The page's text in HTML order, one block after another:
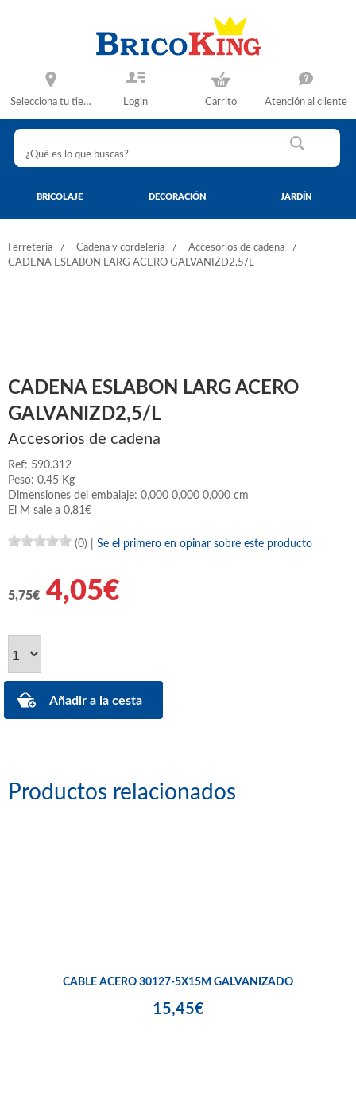
Selecciona tu tienda Login Carrito Atención al cliente
BRICOLAJE DECORACIÓN JARDÍN
Ferretería Cadena y cordelería
Accesorios de cadena
CADENA ESLABON LARG ACERO GALVANIZD2,5/L
CADENA ESLABON LARG ACERO
GALVANIZD2,5/L
Accesorios de cadena
Ref: 590.312
Peso: 0.45 Kg
Dimensiones del embalaje: 0,000 0,000 0,000 cm
El M sale a 0,81€
(0) Se el primero en opinar sobre este producto
5,75€ 4,05€
Productos relacionados
CABLE ACERO 30127-5X15M GALVANIZADO
15,45€